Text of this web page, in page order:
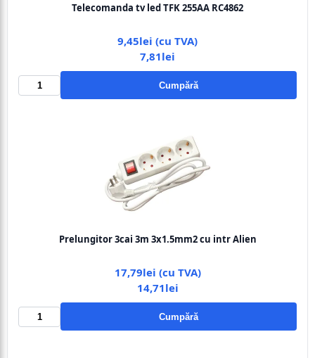
Telecomanda tv led TFK 255AA RC4862
9,45lei (cu TVA)
7,81lei
Cumpără
Prelungitor 3cai 3m 3x1.5mm2 cu intr Alien
17,79lei (cu TVA)
14,71lei
Cumpără